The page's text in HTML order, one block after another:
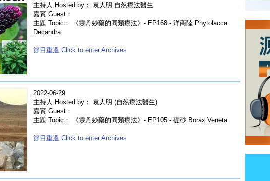
主持人 Hosted by： 袁大明 自然療法醫生
嘉賓 Guest：
主題 Topic： 《靈丹妙藥的同類療法》- EP168 - 洋商陸 Phytolacca
Decandra
節目重溫 Click to enter Archives
2022-06-29
主持人 Hosted by： 袁大明 (自然療法醫生)
嘉賓 Guest：
主題 Topic： 《靈丹妙藥的同類療法》- EP105 - 硼砂 Borax Veneta
節目重溫 Click to enter Archives